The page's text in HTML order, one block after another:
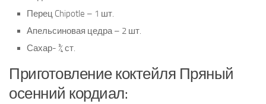
Перец Chipotle – 1 шт.
Апельсиновая цедра – 2 шт.
Сахар- ¾ ст.
Приготовление коктейля Пряный
осенний кордиал: